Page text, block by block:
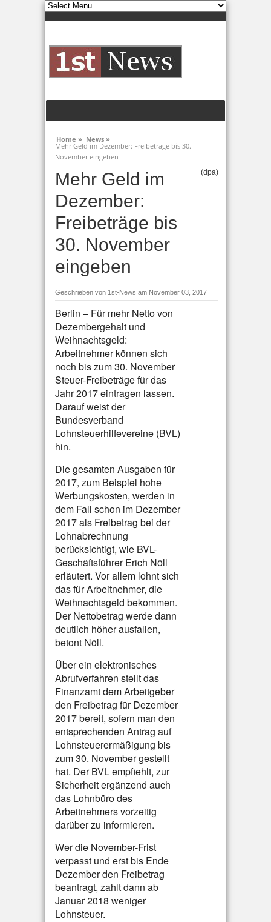
Home » News »
Mehr Geld im Dezember: Freibeträge bis 30.
November eingeben
Mehr Geld im
Dezember:
Freibeträge bis
30. November
eingeben
(dpa)
Geschrieben von 1st-News am November 03, 2017
Berlin – Für mehr Netto von
Dezembergehalt und
Weihnachtsgeld:
Arbeitnehmer können sich
noch bis zum 30. November
Steuer-Freibeträge für das
Jahr 2017 eintragen lassen.
Darauf weist der
Bundesverband
Lohnsteuerhilfevereine (BVL)
hin.
Die gesamten Ausgaben für
2017, zum Beispiel hohe
Werbungskosten, werden in
dem Fall schon im Dezember
2017 als Freibetrag bei der
Lohnabrechnung
berücksichtigt, wie BVL-
Geschäftsführer Erich Nöll
erläutert. Vor allem lohnt sich
das für Arbeitnehmer, die
Weihnachtsgeld bekommen.
Der Nettobetrag werde dann
deutlich höher ausfallen,
betont Nöll.
Über ein elektronisches
Abrufverfahren stellt das
Finanzamt dem Arbeitgeber
den Freibetrag für Dezember
2017 bereit, sofern man den
entsprechenden Antrag auf
Lohnsteuerermäßigung bis
zum 30. November gestellt
hat. Der BVL empfiehlt, zur
Sicherheit ergänzend auch
das Lohnbüro des
Arbeitnehmers vorzeitig
darüber zu informieren.
Wer die November-Frist
verpasst und erst bis Ende
Dezember den Freibetrag
beantragt, zahlt dann ab
Januar 2018 weniger
Lohnsteuer.